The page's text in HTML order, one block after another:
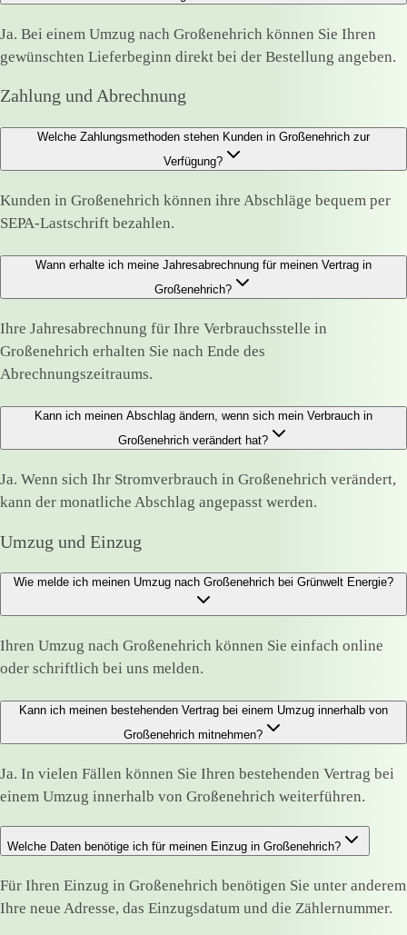
Ja. Bei einem Umzug nach Großenehrich können Sie Ihren
gewünschten Lieferbeginn direkt bei der Bestellung angeben.
Zahlung und Abrechnung
Welche Zahlungsmethoden stehen Kunden in Großenehrich zur
Verfügung?
Kunden in Großenehrich können ihre Abschläge bequem per
SEPA-Lastschrift bezahlen.
Wann erhalte ich meine Jahresabrechnung für meinen Vertrag in
Großenehrich?
Ihre Jahresabrechnung für Ihre Verbrauchsstelle in
Großenehrich erhalten Sie nach Ende des
Abrechnungszeitraums.
Kann ich meinen Abschlag ändern, wenn sich mein Verbrauch in
Großenehrich verändert hat?
Ja. Wenn sich Ihr Stromverbrauch in Großenehrich verändert,
kann der monatliche Abschlag angepasst werden.
Umzug und Einzug
Wie melde ich meinen Umzug nach Großenehrich bei Grünwelt Energie?
Ihren Umzug nach Großenehrich können Sie einfach online
oder schriftlich bei uns melden.
Kann ich meinen bestehenden Vertrag bei einem Umzug innerhalb von
Großenehrich mitnehmen?
Ja. In vielen Fällen können Sie Ihren bestehenden Vertrag bei
einem Umzug innerhalb von Großenehrich weiterführen.
Welche Daten benötige ich für meinen Einzug in Großenehrich?
Für Ihren Einzug in Großenehrich benötigen Sie unter anderem
Ihre neue Adresse, das Einzugsdatum und die Zählernummer.